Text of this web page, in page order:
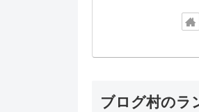
ブログ村のラ